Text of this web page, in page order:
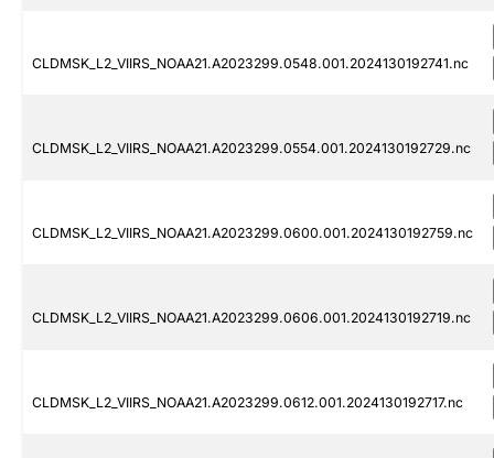
CLDMSK_L2_VIIRS_NOAA21.A2023299.0548.001.2024130192741.nc
CLDMSK_L2_VIIRS_NOAA21.A2023299.0554.001.2024130192729.nc
CLDMSK_L2_VIIRS_NOAA21.A2023299.0600.001.2024130192759.nc
CLDMSK_L2_VIIRS_NOAA21.A2023299.0606.001.2024130192719.nc
CLDMSK_L2_VIIRS_NOAA21.A2023299.0612.001.2024130192717.nc